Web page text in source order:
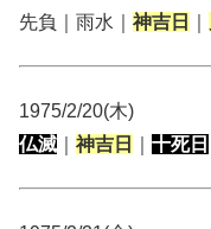
先負｜雨水｜ 神吉日
1975/2/20(木)
仏滅
神吉日 十死日